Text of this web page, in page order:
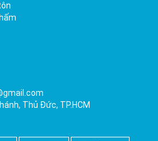
Thủ Đức, TP.HCM